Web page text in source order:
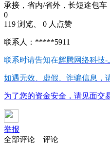
承接，省内/省外，长短途包车
0
119 浏览、 0 人点赞
联系人：*****5911
联系时请告知在辉腾网络科技-
如遇无效、虚假、诈骗信息，
为了您的资金安全，请见面交
举报
全部评论
评论